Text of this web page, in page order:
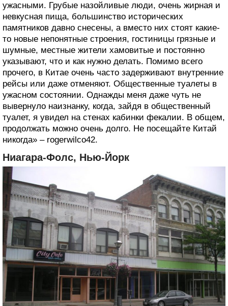
ужасными. Грубые назойливые люди, очень жирная и
невкусная пища, большинство исторических
памятников давно снесены, а вместо них стоят какие-
то новые непонятные строения, гостиницы грязные и
шумные, местные жители хамовитые и постоянно
указывают, что и как нужно делать. Помимо всего
прочего, в Китае очень часто задерживают внутренние
рейсы или даже отменяют. Общественные туалеты в
ужасном состоянии. Однажды меня даже чуть не
вывернуло наизнанку, когда, зайдя в общественный
туалет, я увидел на стенах кабинки фекалии. В общем,
продолжать можно очень долго. Не посещайте Китай
никогда» – rogerwilco42.
Ниагара-Фолс, Нью-Йорк